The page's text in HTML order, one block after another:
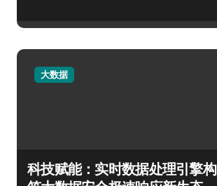
大数据
科技赋能：实时数据处理引擎构